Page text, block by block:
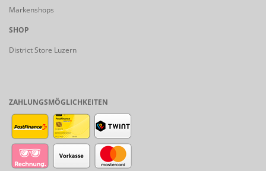
Markenshops
SHOP
District Store Luzern
ZAHLUNGSMÖGLICHKEITEN